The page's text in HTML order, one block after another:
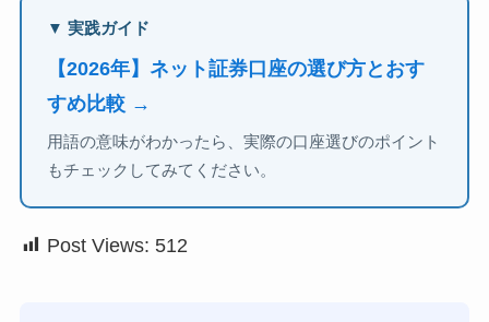
▼ 実践ガイド
【2026年】ネット証券口座の選び方とおす
すめ比較 →
用語の意味がわかったら、実際の口座選びのポイント
もチェックしてみてください。
Post Views: 512